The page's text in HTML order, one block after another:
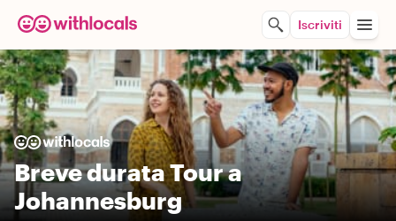
Iscriviti
Breve durata Tour a
Johannesburg